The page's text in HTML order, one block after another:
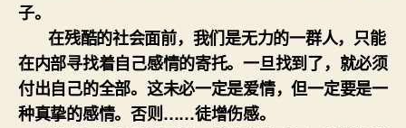
子。
在残酷的社会面前，我们是无力的一群人，只能
在内部寻找着自己感情的寄托。一旦找到了，就必须
付出自己的全部。这未必一定是爱情，但一定要是一
种真挚的感情。否则……徒增伤感。